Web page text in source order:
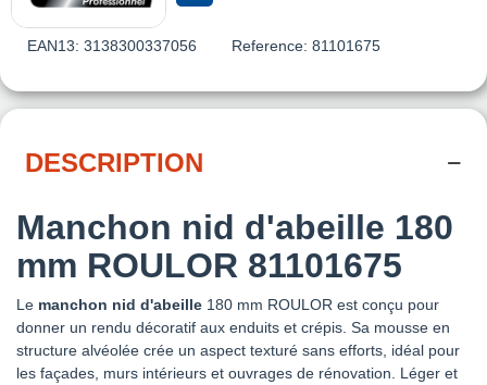
EAN13: 3138300337056 Reference: 81101675
DESCRIPTION
Manchon nid d'abeille 180
mm ROULOR 81101675
Le manchon nid d'abeille 180 mm ROULOR est conçu pour
donner un rendu décoratif aux enduits et crépis. Sa mousse en
structure alvéolée crée un aspect texturé sans efforts, idéal pour
les façades, murs intérieurs et ouvrages de rénovation. Léger et